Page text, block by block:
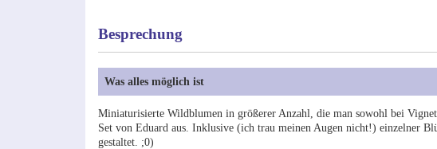
Besprechung
Was alles möglich ist
Miniaturisierte Wildblumen in größerer Anzahl, die man sowohl bei
Set von Eduard aus. Inklusive (ich trau meinen Augen nicht!) einzelner
gestaltet. ;0)